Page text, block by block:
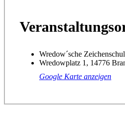
Wredow´sche
Wredowplatz 1, 14776
Google Karte anzeigen